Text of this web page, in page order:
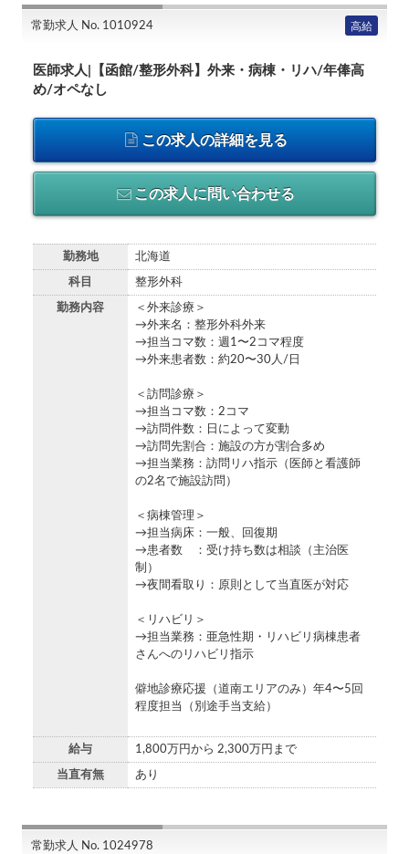
常勤求人 No. 1010924 高給
医師求人|【函館/整形外科】外来・病棟・リハ/年俸高
め/オペなし
この求人の詳細を見る
この求人に問い合わせる
勤務地 北海道
科目 整形外科
勤務内容
＜外来診療＞
→外来名：整形外科外来
→担当コマ数：週1〜2コマ程度
→外来患者数：約20〜30人/日
＜訪問診療＞
→担当コマ数：2コマ
→訪問件数：日によって変動
→訪問先割合：施設の方が割合多め
→担当業務：訪問リハ指示（医師と看護師
の2名で施設訪問）
＜病棟管理＞
→担当病床：一般、回復期
→患者数 ：受け持ち数は相談（主治医
制）
→夜間看取り：原則として当直医が対応
＜リハビリ＞
→担当業務：亜急性期・リハビリ病棟患者
さんへのリハビリ指示
僻地診療応援（道南エリアのみ）年4〜5回
程度担当（別途手当支給）
給与 1,800万円から 2,300万円まで
当直有無 あり
常勤求人 No. 1024978